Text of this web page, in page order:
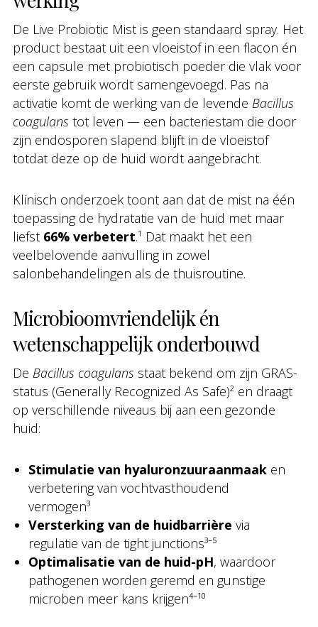
De Live Probiotic Mist is geen standaard spray. Het
product bestaat uit een vloeistof in een flacon én
een capsule met probiotisch poeder die vlak voor
eerste gebruik wordt samengevoegd. Pas na
activatie komt de werking van de levende Bacillus
coagulans tot leven — een bacteriestam die door
zijn endosporen slapend blijft in de vloeistof
totdat deze op de huid wordt aangebracht.
Klinisch onderzoek toont aan dat de mist na één
toepassing de hydratatie van de huid met maar
liefst 66% verbetert.¹ Dat maakt het een
veelbelovende aanvulling in zowel
salonbehandelingen als de thuisroutine.
Microbioomvriendelijk én
wetenschappelijk onderbouwd
De Bacillus coagulans staat bekend om zijn GRAS-
status (Generally Recognized As Safe)² en draagt
op verschillende niveaus bij aan een gezonde
huid:
Stimulatie van hyaluronzuuraanmaaken
verbetering van vochtvasthoudend
vermogen³
Versterking van de huidbarrière via
regulatie van de tight junctions³⁻⁵
Optimalisatie van de huid-pH, waardoor
pathogenen worden geremd en gunstige
microben meer kans krijgen⁴⁻¹⁰